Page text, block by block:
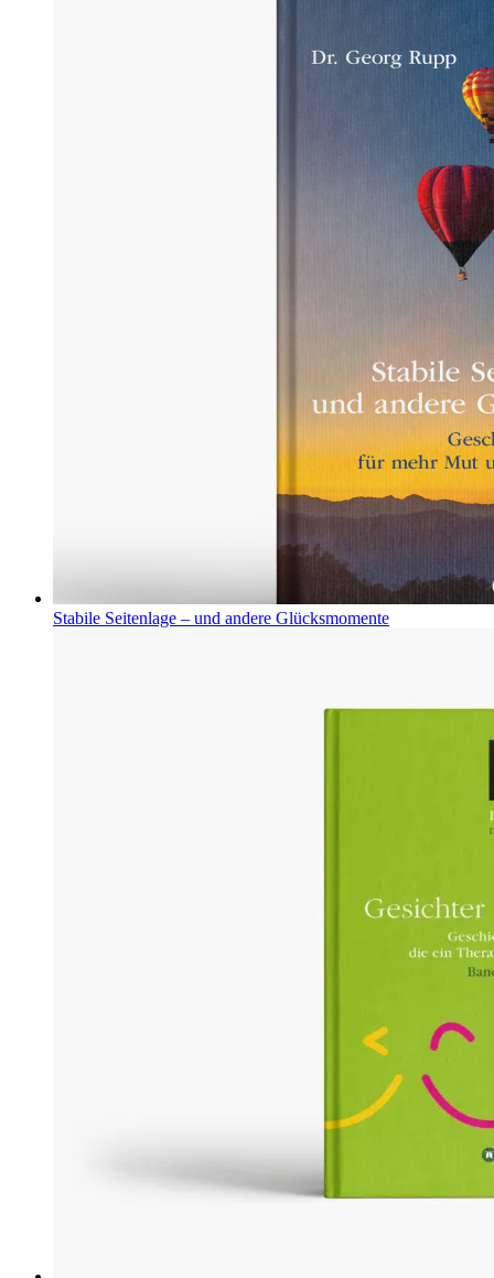
Stabile Seitenlage – und andere Glücksmomente